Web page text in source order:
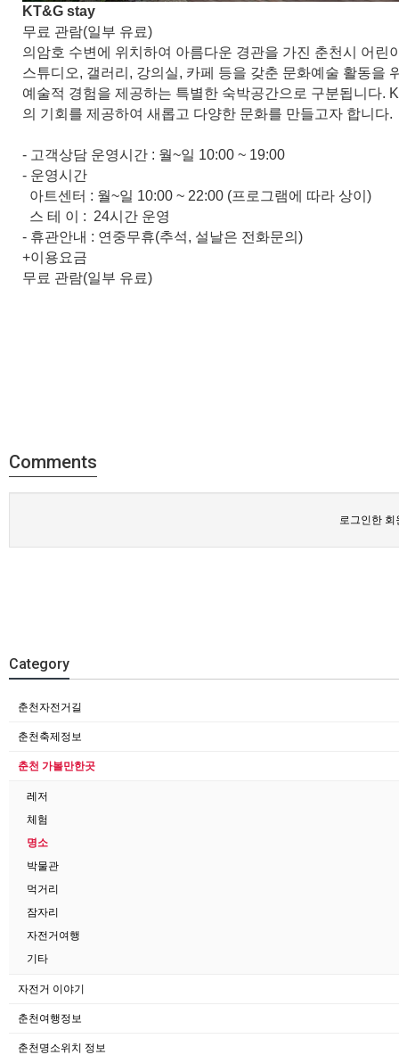
KT&G stay
무료 관람(일부 유료)
의암호 수변에 위치하여 아름다운 경관을 가진 춘천시 어
스튜디오, 갤러리, 강의실, 카페 등을 갖춘 문화예술 활동을
예술적 경험을 제공하는 특별한 숙박공간으로 구분됩니다.
의 기회를 제공하여 새롭고 다양한 문화를 만들고자 합니다.
- 고객상담 운영시간 : 월~일 10:00 ~ 19:00
- 운영시간
아트센터 : 월~일 10:00 ~ 22:00 (프로그램에 따라 상이)
스 테 이 : 24시간 운영
- 휴관안내 : 연중무휴(추석, 설날은 전화문의)
+이용요금
무료 관람(일부 유료)​
Comments
로그인한 회
Category
춘천자전거길
춘천축제정보
춘천 가볼만한곳
레저
체험
명소
박물관
먹거리
잠자리
자전거여행
기타
자전거 이야기
춘천여행정보
춘천명소위치 정보